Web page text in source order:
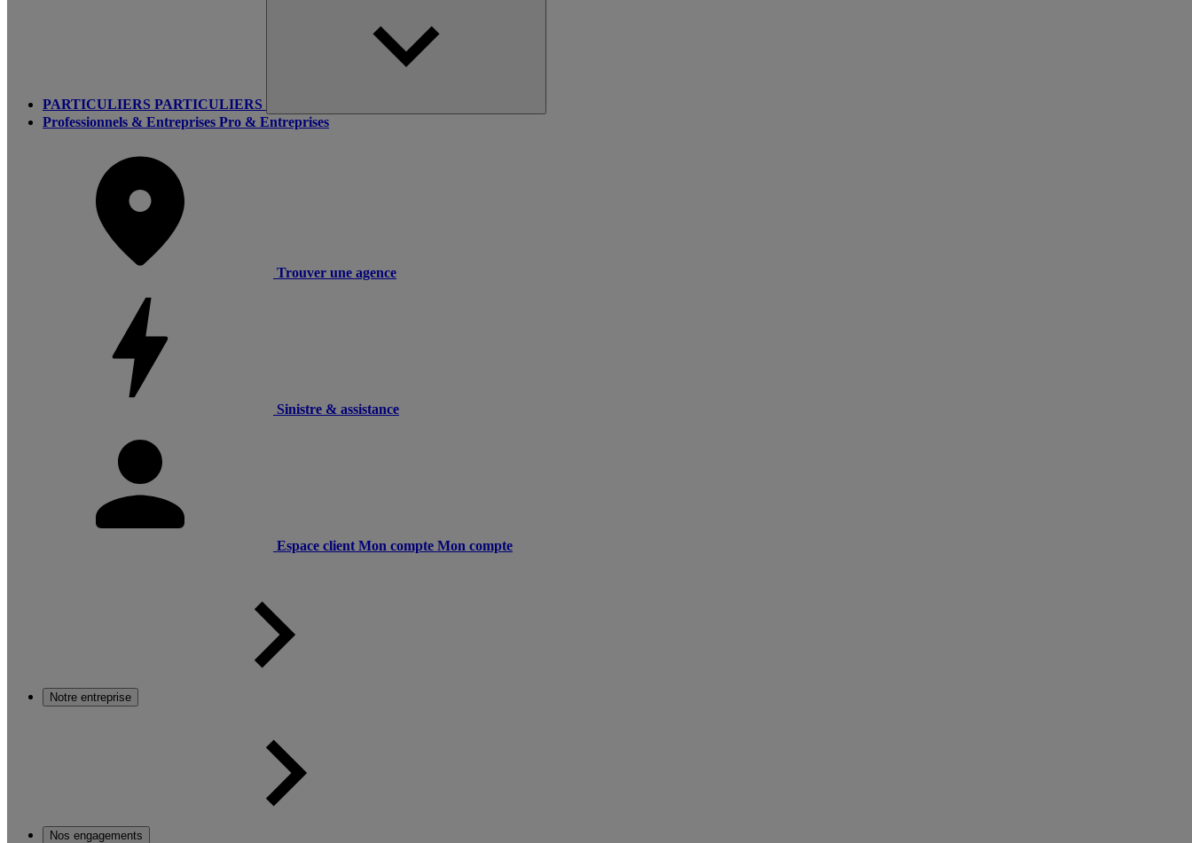
PARTICULIERS PARTICULIERS
Professionnels & Entreprises Pro & Entreprises
Trouver une agence
Sinistre & assistance
Espace client Mon compte Mon compte
Notre entreprise
Nos engagements